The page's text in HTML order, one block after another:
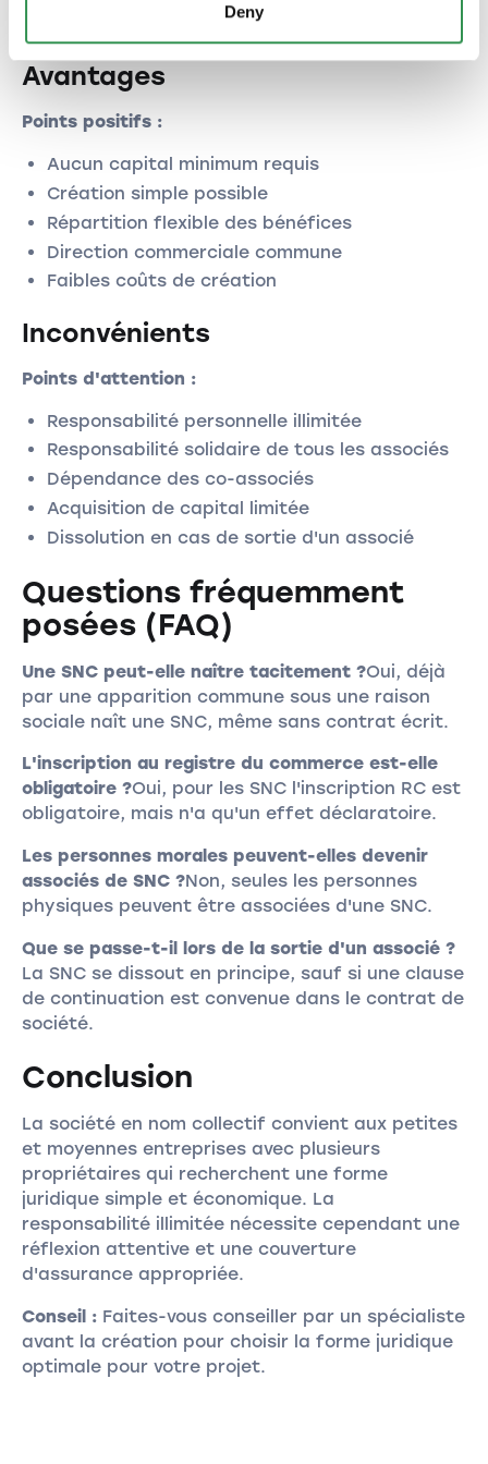
Deny
Avantages
Points positifs :
Aucun capital minimum requis
Création simple possible
Répartition flexible des bénéfices
Direction commerciale commune
Faibles coûts de création
Inconvénients
Points d'attention :
Responsabilité personnelle illimitée
Responsabilité solidaire de tous les associés
Dépendance des co-associés
Acquisition de capital limitée
Dissolution en cas de sortie d'un associé
Questions fréquemment
posées (FAQ)
Une SNC peut-elle naître tacitement ?Oui, déjà
par une apparition commune sous une raison
sociale naît une SNC, même sans contrat écrit.
L'inscription au registre du commerce est-elle
obligatoire ?Oui, pour les SNC l'inscription RC est
obligatoire, mais n'a qu'un effet déclaratoire.
Les personnes morales peuvent-elles devenir
associés de SNC ?Non, seules les personnes
physiques peuvent être associées d'une SNC.
Que se passe-t-il lors de la sortie d'un associé ?
La SNC se dissout en principe, sauf si une clause
de continuation est convenue dans le contrat de
société.
Conclusion
La société en nom collectif convient aux petites
et moyennes entreprises avec plusieurs
propriétaires qui recherchent une forme
juridique simple et économique. La
responsabilité illimitée nécessite cependant une
réflexion attentive et une couverture
d'assurance appropriée.
Conseil :Faites-vous conseiller par un spécialiste
avant la création pour choisir la forme juridique
optimale pour votre projet.